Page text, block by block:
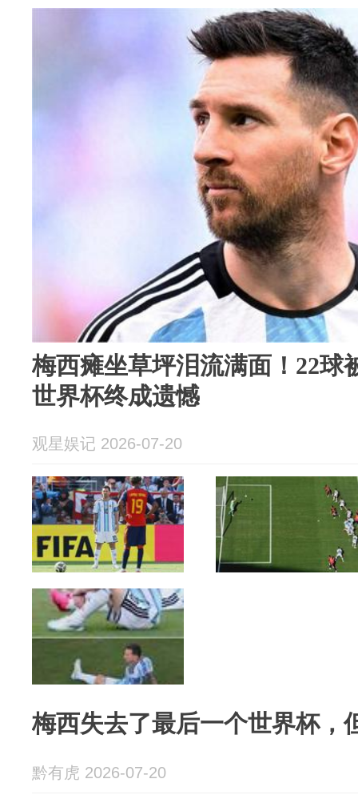
梅西瘫坐草坪泪流满面！22球
世界杯终成遗憾
观星娱记 2026-07-20
梅西失去了最后一个世界杯，
黔有虎 2026-07-20